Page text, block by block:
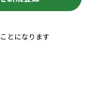
とになります